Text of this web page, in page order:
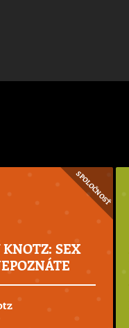
SPOLOČNOSŤ
SEX